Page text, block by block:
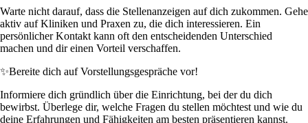
Warte nicht darauf, dass die Stellenanzeigen auf dich zukommen. Gehe
aktiv auf Kliniken und Praxen zu, die dich interessieren. Ein
persönlicher Kontakt kann oft den entscheidenden Unterschied
machen und dir einen Vorteil verschaffen.
✨Bereite dich auf Vorstellungsgespräche vor!
Informiere dich gründlich über die Einrichtung, bei der du dich
bewirbst. Überlege dir, welche Fragen du stellen möchtest und wie du
deine Erfahrungen und Fähigkeiten am besten präsentieren kannst.